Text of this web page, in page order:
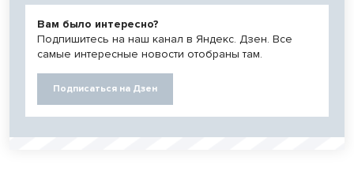
Вам было интересно?
Подпишитесь на наш канал в Яндекс. Дзен. Все
самые интересные новости отобраны там.
Подписаться на Дзен